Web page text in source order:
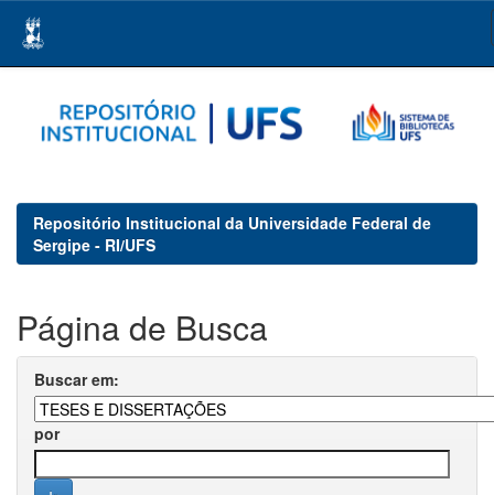
navigation
Repositório Institucional da Universidade Federal de
Sergipe - RI/UFS
Página de Busca
Buscar em:
por